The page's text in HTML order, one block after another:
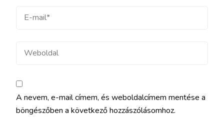
E-
Weboldal
A nevem, e-mail címem, és weboldalcímem mentése a
böngészőben a következő hozzászólásomhoz.